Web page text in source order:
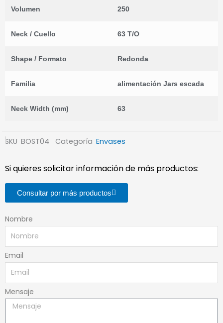
Volumen 250
Neck / Cuello 63 T/O
Shape / Formato Redonda
Familia alimentación Jars escada
Neck Width (mm) 63
SKU BOST04 Categoría Envases
Si quieres solicitar información de más productos:
Consultar por más productos
Nombre
Email
Mensaje